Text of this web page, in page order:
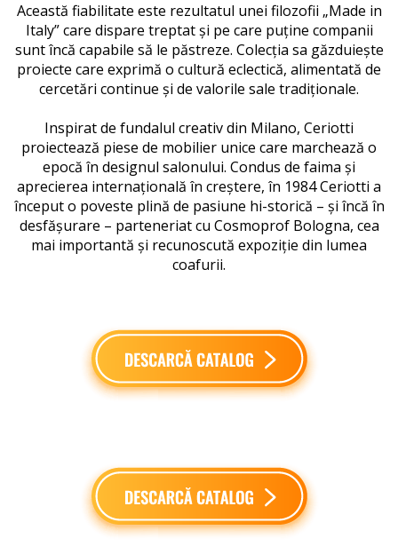
Această fiabilitate este rezultatul unei filozofii „Made in
Italy” care dispare treptat și pe care puține companii
sunt încă capabile să le păstreze. Colecția sa găzduiește
proiecte care exprimă o cultură eclectică, alimentată de
cercetări continue și de valorile sale tradiționale.
Inspirat de fundalul creativ din Milano, Ceriotti
proiectează piese de mobilier unice care marchează o
epocă în designul salonului. Condus de faima și
aprecierea internațională în creștere, în 1984 Ceriotti a
început o poveste plină de pasiune hi-storică – și încă în
desfășurare – parteneriat cu Cosmoprof Bologna, cea
mai importantă și recunoscută expoziție din lumea
coafurii.